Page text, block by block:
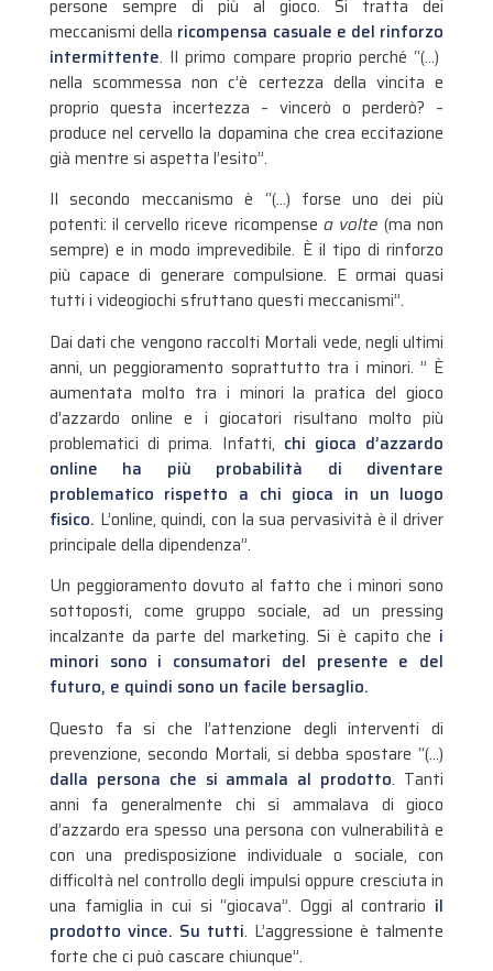
persone sempre di più al gioco. Si tratta dei
meccanismi della ricompensa casuale e del rinforzo
intermittente. Il primo compare proprio perché “(…)
nella scommessa non c’è certezza della vincita e
proprio questa incertezza – vincerò o perderò? –
produce nel cervello la dopamina che crea eccitazione
già mentre si aspetta l’esito”.
Il secondo meccanismo è “(…) forse uno dei più
potenti: il cervello riceve ricompense a volte (ma non
sempre) e in modo imprevedibile. È il tipo di rinforzo
più capace di generare compulsione. E ormai quasi
tutti i videogiochi sfruttano questi meccanismi”.
Dai dati che vengono raccolti Mortali vede, negli ultimi
anni, un peggioramento soprattutto tra i minori. ” È
aumentata molto tra i minori la pratica del gioco
d’azzardo online e i giocatori risultano molto più
problematici di prima. Infatti, chi gioca d’azzardo
online ha più probabilità di diventare
problematico rispetto a chi gioca in un luogo
fisico. L’online, quindi, con la sua pervasività è il driver
principale della dipendenza”.
Un peggioramento dovuto al fatto che i minori sono
sottoposti, come gruppo sociale, ad un pressing
incalzante da parte del marketing. Si è capito che i
minori sono i consumatori del presente e del
futuro, e quindi sono un facile bersaglio.
Questo fa si che l’attenzione degli interventi di
prevenzione, secondo Mortali, si debba spostare “(…)
dalla persona che si ammala al prodotto. Tanti
anni fa generalmente chi si ammalava di gioco
d’azzardo era spesso una persona con vulnerabilità e
con una predisposizione individuale o sociale, con
difficoltà nel controllo degli impulsi oppure cresciuta in
una famiglia in cui si “giocava”. Oggi al contrario il
prodotto vince. Su tutti. L’aggressione è talmente
forte che ci può cascare chiunque”.